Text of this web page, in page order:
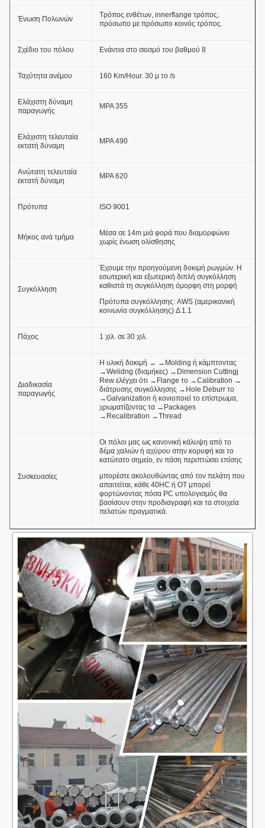
Ένωση Πολωνών
Τρόπος ενθέτων, innerflange τρόπος,
πρόσωπο με πρόσωπο κοινός τρόπος.
Σχέδιο του πόλου Ενάντια στο σεισμό του βαθμού 8
Ταχύτητα ανέμου 160 Km/Hour. 30 μ το /s
Ελάχιστη δύναμη
παραγωγής
MPA 355
Ελάχιστη τελευταία
εκτατή δύναμη
MPA 490
Ανώτατη τελευταία
εκτατή δύναμη
MPA 620
Πρότυπα ISO 9001
Μήκος ανά τμήμα
Μέσα σε 14m μιά φορά που διαμορφώνει
χωρίς ένωση ολίσθησης
Συγκόλληση
Έχουμε την προηγούμενη δοκιμή ρωγμών. Η
εσωτερική και εξωτερική διπλή συγκόλληση
καθιστά τη συγκόλληση όμορφη στη μορφή
Πρότυπα συγκόλλησης: AWS (αμερικανική
κοινωνία συγκόλλησης) Δ 1.1
Πάχος 1 χιλ. σε 30 χιλ.
Διαδικασία
παραγωγής
Η υλική δοκιμή → →Molding ή κάμπτοντας
→Welidng (διαμήκες) →Dimension Cuttingj
Rew ελέγχει ότι →Flange το →Calibration →
διάτρυσης συγκόλλησης →Hole Deburr το
→Galvanization ή κονιοποιεί το επίστρωμα,
χρωματίζοντας τα →Packages
→Recalibration →Thread
Συσκευασίες
Οι πόλοι μας ως κανονική κάλυψη από το
δέμα χαλιών ή αχύρου στην κορυφή και το
κατώτατο σημείο, εν πάση περιπτώσει επίσης
μπορέστε ακολουθώντας από τον πελάτη που
απαιτείται, κάθε 40HC ή OT μπορεί
φορτώνοντας πόσα PC υπολογισμός θα
βασίσουν στην προδιαγραφή και τα στοιχεία
πελατών πραγματικά.